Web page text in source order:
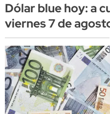
Dólar blue hoy: a
viernes 7 de